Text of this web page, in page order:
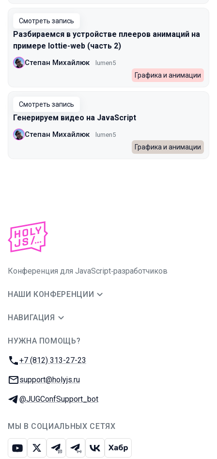
Смотреть запись
Разбираемся в устройстве плееров анимаций на
примере lottie-web (часть 2)
Степан Михайлюк lumen5
Графика и анимации
Смотреть запись
Генерируем видео на JavaScript
Степан Михайлюк lumen5
Графика и анимации
Конференция для JavaScript‑разработчиков
НАШИ КОНФЕРЕНЦИИ
НАВИГАЦИЯ
НУЖНА ПОМОЩЬ?
Телефон:
+7 (812) 313-27-23
E-mail:
support@holyjs.ru
Телеграм:
@JUGConfSupport_bot
МЫ В СОЦИАЛЬНЫХ СЕТЯХ
ЮтубИкс Телеграм-чат
Телеграм-канал
ВКонтакте
Хабр